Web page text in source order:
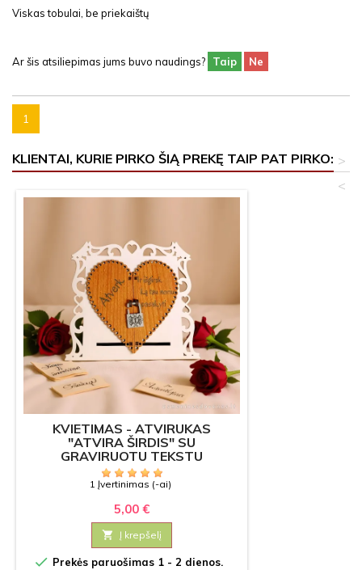
Viskas tobulai, be priekaištų
Ar šis atsiliepimas jums buvo naudings? Taip Ne
1
KLIENTAI, KURIE PIRKO ŠIĄ PREKĘ TAIP PAT PIRKO: >
<
KVIETIMAS - ATVIRUKAS
"ATVIRA ŠIRDIS" SU
GRAVIRUOTU TEKSTU
1 Įvertinimas (-ai)
5,00 €
 Į krepšelį
 Prekės paruošimas 1 - 2 dienos.